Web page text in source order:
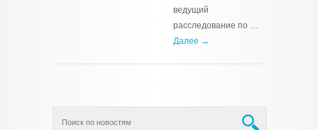
ведущий
расследование по …
Далее →